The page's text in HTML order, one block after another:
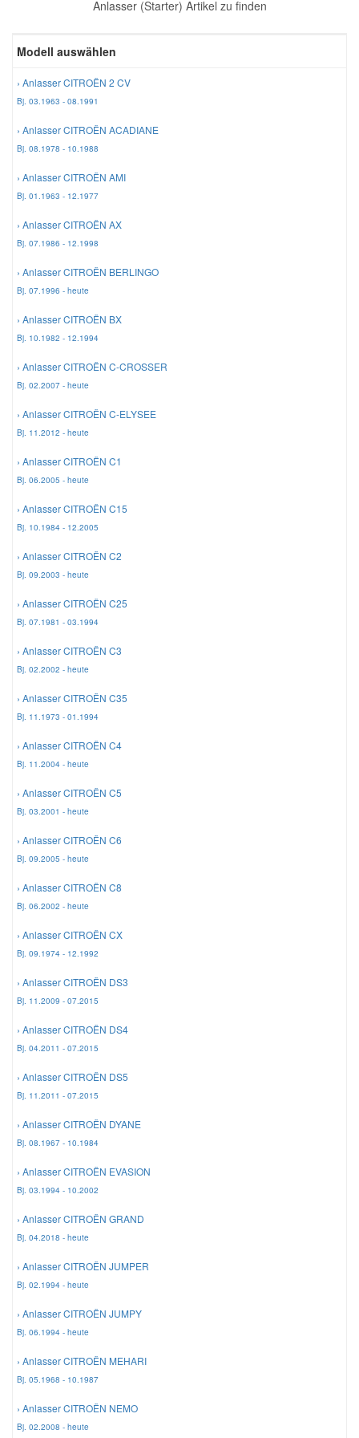
Anlasser (Starter) Artikel zu finden
Modell auswählen
› Anlasser CITROËN 2 CV
Bj. 03.1963 - 08.1991
› Anlasser CITROËN ACADIANE
Bj. 08.1978 - 10.1988
› Anlasser CITROËN AMI
Bj. 01.1963 - 12.1977
› Anlasser CITROËN AX
Bj. 07.1986 - 12.1998
› Anlasser CITROËN BERLINGO
Bj. 07.1996 - heute
› Anlasser CITROËN BX
Bj. 10.1982 - 12.1994
› Anlasser CITROËN C-CROSSER
Bj. 02.2007 - heute
› Anlasser CITROËN C-ELYSEE
Bj. 11.2012 - heute
› Anlasser CITROËN C1
Bj. 06.2005 - heute
› Anlasser CITROËN C15
Bj. 10.1984 - 12.2005
› Anlasser CITROËN C2
Bj. 09.2003 - heute
› Anlasser CITROËN C25
Bj. 07.1981 - 03.1994
› Anlasser CITROËN C3
Bj. 02.2002 - heute
› Anlasser CITROËN C35
Bj. 11.1973 - 01.1994
› Anlasser CITROËN C4
Bj. 11.2004 - heute
› Anlasser CITROËN C5
Bj. 03.2001 - heute
› Anlasser CITROËN C6
Bj. 09.2005 - heute
› Anlasser CITROËN C8
Bj. 06.2002 - heute
› Anlasser CITROËN CX
Bj. 09.1974 - 12.1992
› Anlasser CITROËN DS3
Bj. 11.2009 - 07.2015
› Anlasser CITROËN DS4
Bj. 04.2011 - 07.2015
› Anlasser CITROËN DS5
Bj. 11.2011 - 07.2015
› Anlasser CITROËN DYANE
Bj. 08.1967 - 10.1984
› Anlasser CITROËN EVASION
Bj. 03.1994 - 10.2002
› Anlasser CITROËN GRAND
Bj. 04.2018 - heute
› Anlasser CITROËN JUMPER
Bj. 02.1994 - heute
› Anlasser CITROËN JUMPY
Bj. 06.1994 - heute
› Anlasser CITROËN MEHARI
Bj. 05.1968 - 10.1987
› Anlasser CITROËN NEMO
Bj. 02.2008 - heute
Zündanlage und Glühanlage
Daihatsu Ersatzteile
Mercedes Ersatzteile
Mini Ersatzteile
Mitsubishi Ersatzteile
Nissan Ersatzteile
Porsche Ersatzteile
Seat Ersatzteile
Skoda Ersatzteile
Smart Ersatzteile
Suzuki Ersatzteile
Toyota Ersatzteile
Volvo Ersatzteile